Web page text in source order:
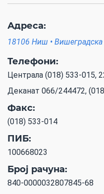
Адреса:
18106 Ниш •
Телефони:
Централа (018) 533-015,
Деканат 066/244472,
Факс:
(018) 533-014
ПИБ:
100668023
Број рачуна:
840-0000032807845-68